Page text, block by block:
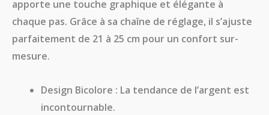
apporte une touche graphique et élégante à
chaque pas. Grâce à sa chaîne de réglage, il s’ajuste
parfaitement de 21 à 25 cm pour un confort sur-
mesure.
Design Bicolore : La tendance de l’argent est
incontournable.